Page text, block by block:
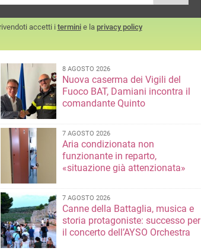
accetti iterminie la privacy policy
8 AGOSTO 2026
Nuova caserma dei Vigili del
Fuoco BAT, Damiani incontra il
comandante Quinto
7 AGOSTO 2026
Aria condizionata non
funzionante in reparto,
«situazione già attenzionata»
7 AGOSTO 2026
Canne della Battaglia, musica e
storia protagoniste: successo per
il concerto dell’AYSO Orchestra